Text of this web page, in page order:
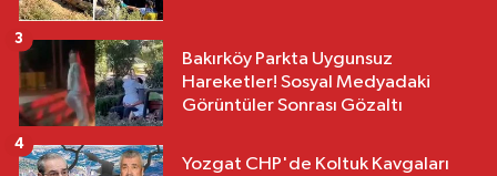
Bakırköy Parkta Uygunsuz
Hareketler! Sosyal Medyadaki
Görüntüler Sonrası Gözaltı
3
Yozgat CHP'de Koltuk Kavgaları
4